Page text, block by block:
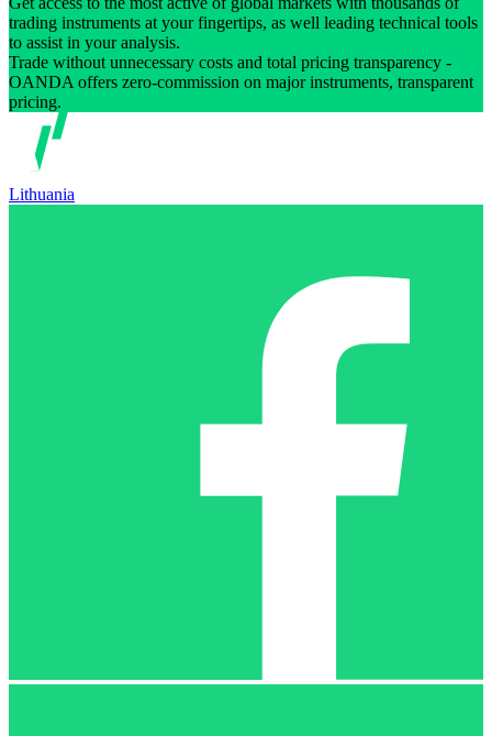
trading instruments at your fingertips, as well leading technical tools
to assist in your analysis.
Trade without unnecessary costs and total pricing transparency -
OANDA offers zero-commission on major instruments, transparent
pricing.
Lithuania